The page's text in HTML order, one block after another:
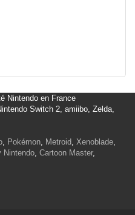
Nintendo en France
Switch 2, amiibo, Zelda,
, Pokémon, Metroid, Xenoblade,
Nintendo, Cartoon Master,